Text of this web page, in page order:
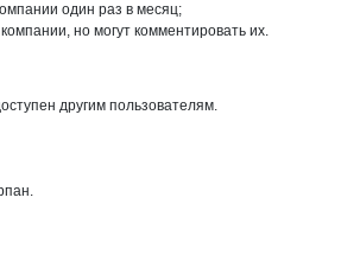
один раз в месяц;
но могут комментировать их.
другим пользователям.